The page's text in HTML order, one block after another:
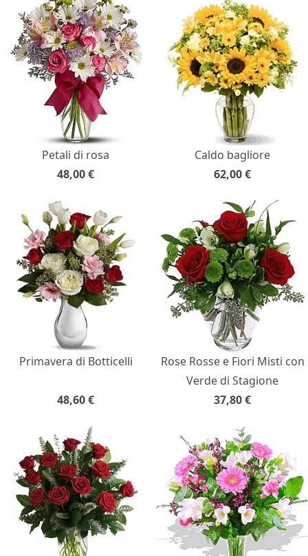
Petali di rosa
48,00€
Caldo bagliore
62,00€
Primavera di Botticelli
48,60€
Rose Rosse e Fiori Misti con
Verde di Stagione
37,80€